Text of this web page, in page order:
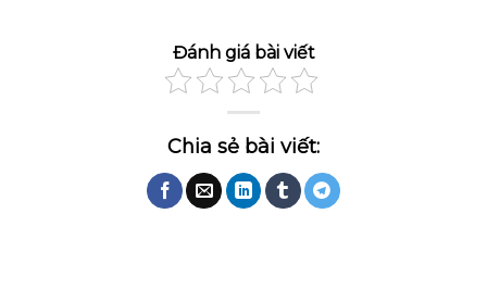
Đánh giá bài viết